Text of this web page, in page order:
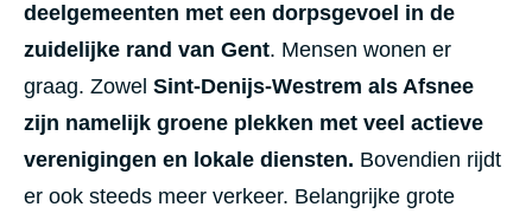
deelgemeenten met een dorpsgevoel in de
zuidelijke rand van Gent. Mensen wonen er
graag. Zowel Sint-Denijs-Westrem als Afsnee
zijn namelijk groene plekken met veel actieve
verenigingen en lokale diensten. Bovendien rijdt
er ook steeds meer verkeer. Belangrijke grote